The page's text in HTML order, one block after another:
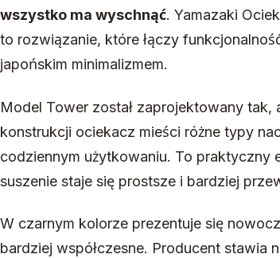
wszystko ma wyschnąć. Yamazaki
to rozwiązanie, które łączy
japońskim minimalizmem.
Model Tower został zaprojektowany
konstrukcji ociekacz mieści różne typy
codziennym użytkowaniu. To praktyczny
suszenie staje się prostsze i bardziej
W czarnym kolorze prezentuje się
bardziej współczesne. Producent stawia